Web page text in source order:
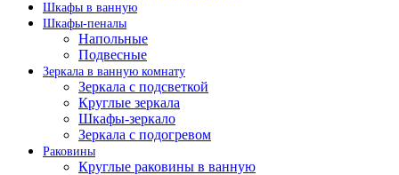
Шкафы в ванную
Шкафы-пеналы
Напольные
Подвесные
Зеркала в ванную комнату
Зеркала с подсветкой
Круглые зеркала
Шкафы-зеркало
Зеркала с подогревом
Раковины
Круглые раковины в ванную